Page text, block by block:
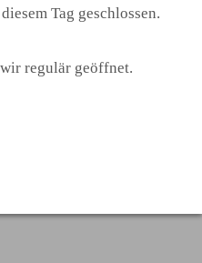
Tag geschlossen.
regulär geöffnet.